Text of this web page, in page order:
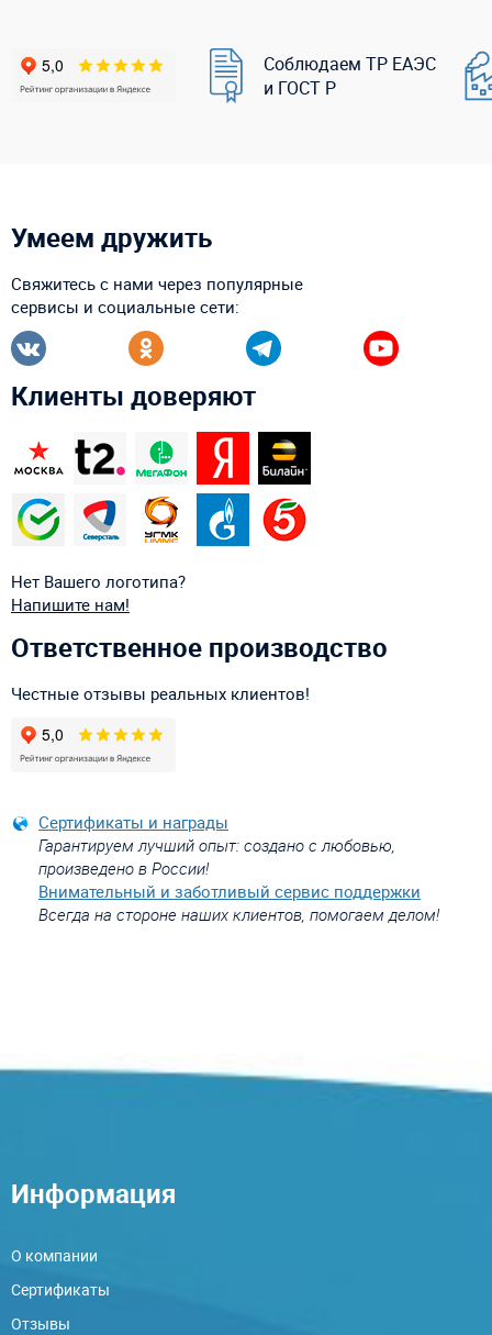
Соблюдаем ТР ЕАЭС
и ГОСТ Р
Умеем дружить
Свяжитесь с нами через популярные
сервисы и социальные сети:
Клиенты доверяют
Нет Вашего логотипа?
Напишите нам!
Ответственное производство
Честные отзывы реальных клиентов!
Сертификаты и награды
Гарантируем лучший опыт: создано с любовью,
произведено в России!
Внимательный и заботливый сервис поддержки
Всегда на стороне наших клиентов, помогаем делом!
Информация
О компании
Сертификаты
Отзывы